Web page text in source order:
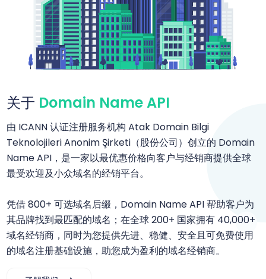
关于 Domain Name API
由 ICANN 认证注册服务机构 Atak Domain Bilgi
Teknolojileri Anonim Şirketi（股份公司）创立的 Domain
Name API，是一家以最优惠价格向客户与经销商提供全球
最受欢迎及小众域名的经销平台。
凭借 800+ 可选域名后缀，Domain Name API 帮助客户为
其品牌找到最匹配的域名；在全球 200+ 国家拥有 40,000+
域名经销商，同时为您提供先进、稳健、安全且可免费使用
的域名注册基础设施，助您成为盈利的域名经销商。